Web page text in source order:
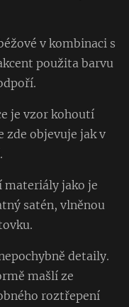
v kombinaci s
použita barvu
je vzor kohoutí
zde objevuje jak v
materiály jako je
satén, vlněnou
detaily.
mašlí ze
roztřepení